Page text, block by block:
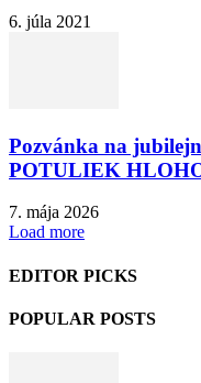
6. júla 2021
Pozvánka na
POTULIEK
7. mája 2026
Load more
EDITOR PICKS
POPULAR POSTS